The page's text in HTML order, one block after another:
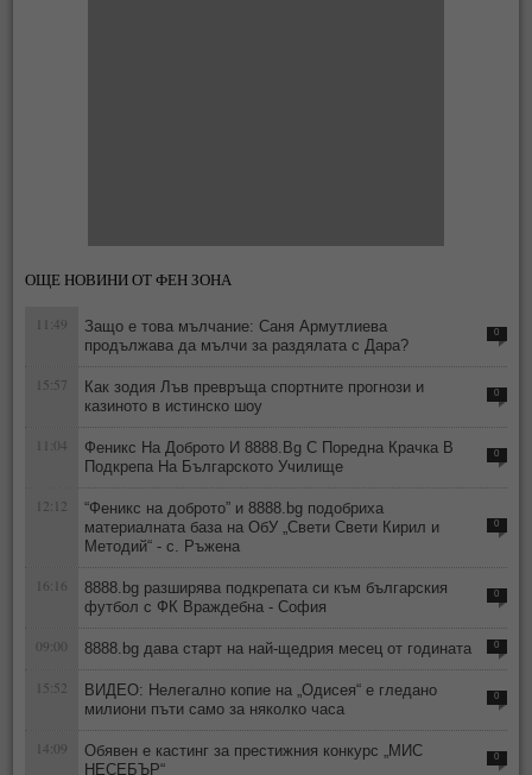
ОЩЕ НОВИНИ ОТ ФЕН ЗОНА
11:49
Защо е това мълчание: Саня Армутлиева
продължава да мълчи за раздялата с Дара?
0
15:57
Как зодия Лъв превръща спортните прогнози и
казиното в истинско шоу
0
11:04
Феникс На Доброто И 8888.Bg С Поредна Крачка В
Подкрепа На Българското Училище
0
12:12
“Феникс на доброто” и 8888.bg подобриха
материалната база на ОбУ „Свети Свети Кирил и
Методий“ - с. Ръжена
0
16:16
8888.bg разширява подкрепата си към българския
футбол с ФК Враждебна - София
0
09:00 8888.bg дава старт на най-щедрия месец от годината 0
15:52
ВИДЕО: Нелегално копие на „Одисея“ е гледано
милиони пъти само за няколко часа
0
14:09
Обявен е кастинг за престижния конкурс „МИС
НЕСЕБЪР“
0